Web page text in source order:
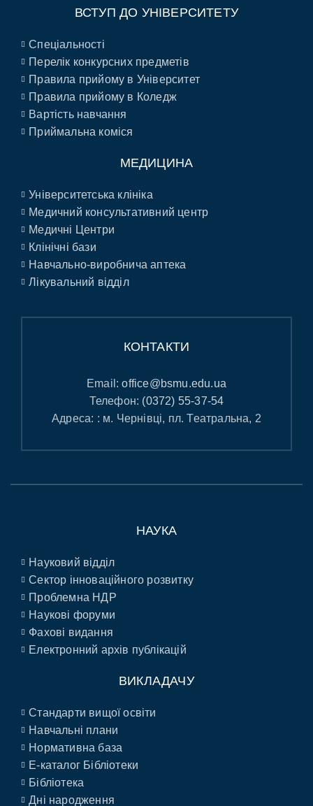
ВСТУП ДО УНІВЕРСИТЕТУ
Спеціальності
Перелік конкурсних предметів
Правила прийому в Університет
Правила прийому в Коледж
Вартість навчання
Приймальна коміся
МЕДИЦИНА
Університетська клініка
Медичний консультативний центр
Медичні Центри
Клінічні бази
Навчально-виробнича аптека
Лікувальний відділ
КОНТАКТИ
Email:office@bsmu.edu.ua
Телефон: (0372) 55-37-54
Адреса: : м. Чернівці, пл. Театральна, 2
НАУКА
Науковий відділ
Сектор інноваційного розвитку
Проблемна НДР
Наукові форуми
Фахові видання
Електронний архів публікацій
ВИКЛАДАЧУ
Стандарти вищої освіти
Навчальні плани
Нормативна база
E-каталог Бібліотеки
Бібліотека
Дні народження